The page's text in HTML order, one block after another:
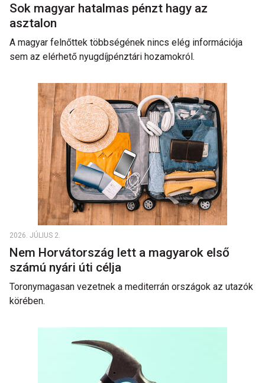
Sok magyar hatalmas pénzt hagy az
asztalon
A magyar felnőttek többségének nincs elég információja
sem az elérhető nyugdíjpénztári hozamokról.
2026. JÚLIUS 2.
Nem Horvátország lett a magyarok első
számú nyári úti célja
Toronymagasan vezetnek a mediterrán országok az utazók
körében.